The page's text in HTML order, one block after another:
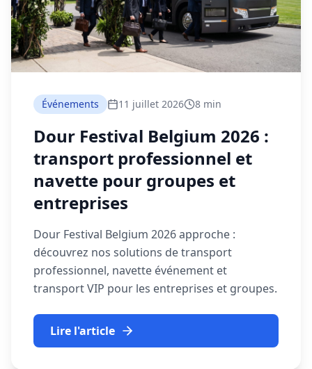
Événements 11 juillet 2026 8 min
Dour Festival Belgium 2026 :
transport professionnel et
navette pour groupes et
entreprises
Dour Festival Belgium 2026 approche :
découvrez nos solutions de transport
professionnel, navette événement et
transport VIP pour les entreprises et groupes.
Lire l'article